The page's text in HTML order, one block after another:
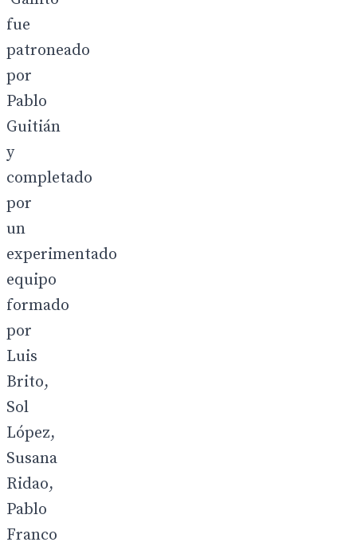
fue
patroneado
por
Pablo
Guitián
y
completado
por
un
experimentado
equipo
formado
por
Luis
Brito,
Sol
López,
Susana
Ridao,
Pablo
Franco